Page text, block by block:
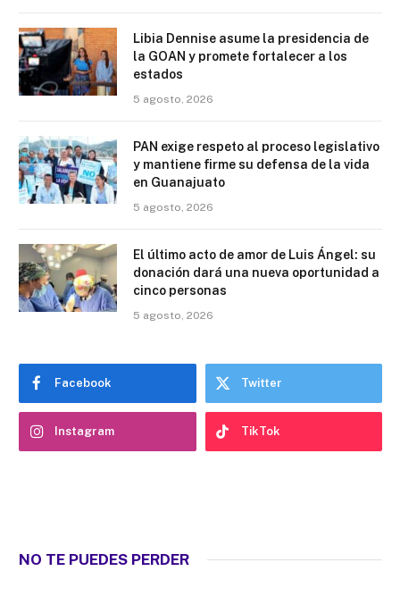
Libia Dennise asume la presidencia de
la GOAN y promete fortalecer a los
estados
5 agosto, 2026
PAN exige respeto al proceso legislativo
y mantiene firme su defensa de la vida
en Guanajuato
5 agosto, 2026
El último acto de amor de Luis Ángel: su
donación dará una nueva oportunidad a
cinco personas
5 agosto, 2026
Facebook Twitter
Instagram TikTok
NO TE PUEDES PERDER